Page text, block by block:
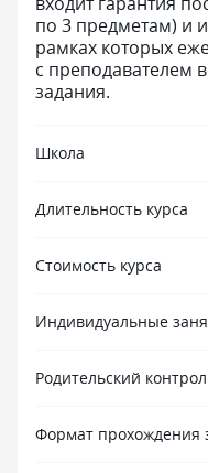
по 3 предметам) и
рамках которых
с преподавателем
задания.
Школа
Длительность курса
Стоимость курса
Индивидуальные
Родительский
Формат прохождения